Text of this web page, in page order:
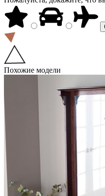
Похожие модели